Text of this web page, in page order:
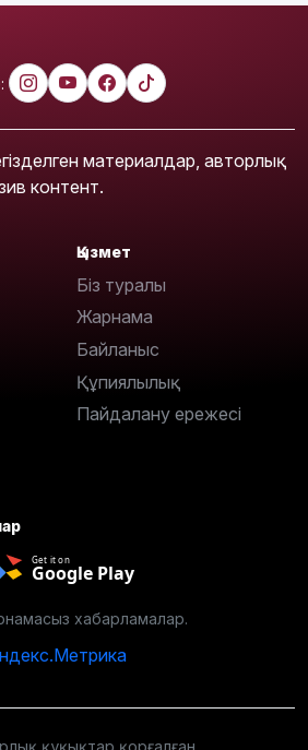
материалдар, авторлық
контент.
Қызмет
Біз туралы
Жарнама
Байланыс
Құпиялылық
Пайдалану ережесі
Get it on
Google Play
хабарламалар.
құқықтар қорғалған.